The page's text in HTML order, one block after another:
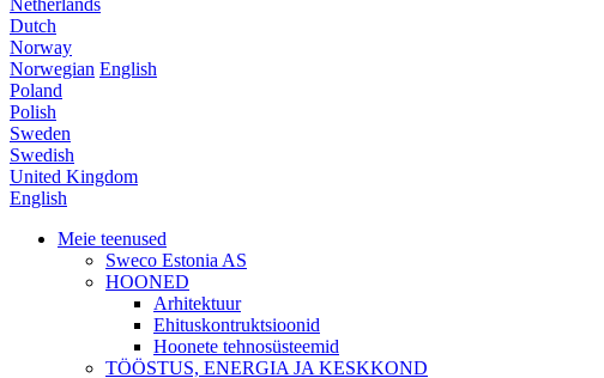
Netherlands
Dutch
Norway
Norwegian English
Poland
Polish
Sweden
Swedish
United Kingdom
English
Meie teenused
Sweco Estonia AS
HOONED
Arhitektuur
Ehituskontruktsioonid
Hoonete tehnosüsteemid
TÖÖSTUS, ENERGIA JA KESKKOND